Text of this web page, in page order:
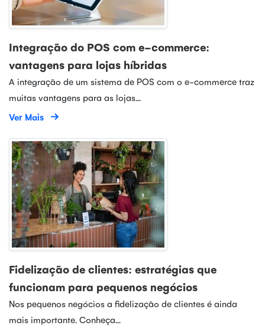
Integração do POS com e-commerce:
vantagens para lojas híbridas
A integração de um sistema de POS com o e-commerce traz
muitas vantagens para as lojas...
Ver Mais
Fidelização de clientes: estratégias que
funcionam para pequenos negócios
Nos pequenos negócios a fidelização de clientes é ainda
mais importante. Conheça...